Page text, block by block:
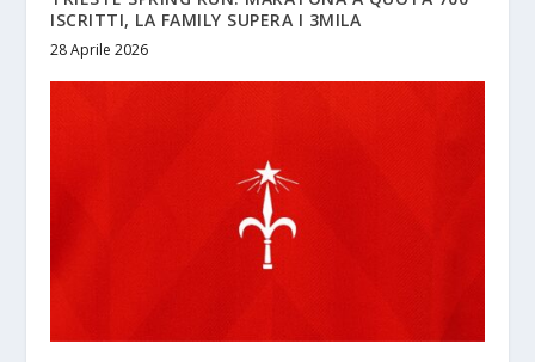
ISCRITTI, LA FAMILY SUPERA I 3MILA
28 Aprile 2026